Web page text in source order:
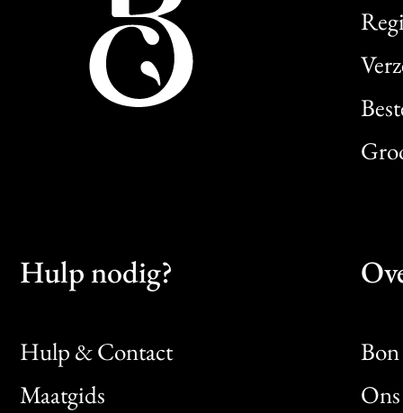
Hulp nodig?
Hulp & Contact
Maatgids